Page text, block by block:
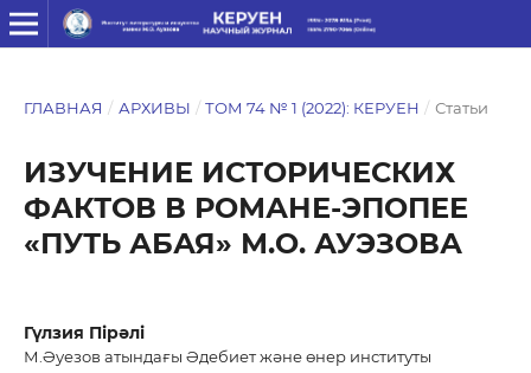
ГЛАВНАЯ / АРХИВЫ / ТОМ 74 № 1 (2022): КЕРУЕН / Статьи
ИЗУЧЕНИЕ ИСТОРИЧЕСКИХ
ФАКТОВ В РОМАНЕ-ЭПОПЕЕ
«ПУТЬ АБАЯ» М.О. АУЭЗОВА
Гүлзия Пірәлі
М.Әуезов атындағы Әдебиет және өнер институты